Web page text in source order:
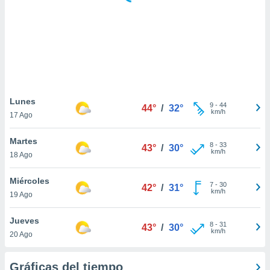
similares
como
sitio
de
traten tus
en
interés
su
Lunes
17 Ago
44° / 32° 9- 44
km/h
Martes
18 Ago
43° / 30° 8- 33
km/h
Miércoles
19 Ago
42° / 31° 7- 30
km/h
Jueves
20 Ago
43° / 30° 8- 31
km/h
Gráficas del tiempo